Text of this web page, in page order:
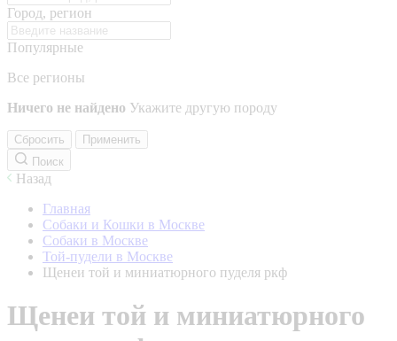
Город, регион
Популярные
Все регионы
Ничего не найдено Укажите другую породу
Сбросить
Применить
Поиск
Назад
Главная
Собаки и Кошки в Москве
Собаки в Москве
Той-пудели в Москве
Щенеи той и миниатюрного пуделя ркф
Щенеи той и миниатюрного